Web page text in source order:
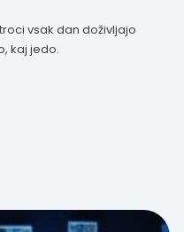
vsak dan doživljajo
kaj jedo.